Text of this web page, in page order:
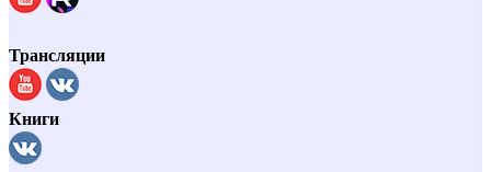
Трансляции
Книги